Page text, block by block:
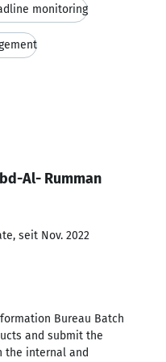
monitoring
Al- Rumman
seit Nov. 2022
Bureau Batch
and submit the
the internal and